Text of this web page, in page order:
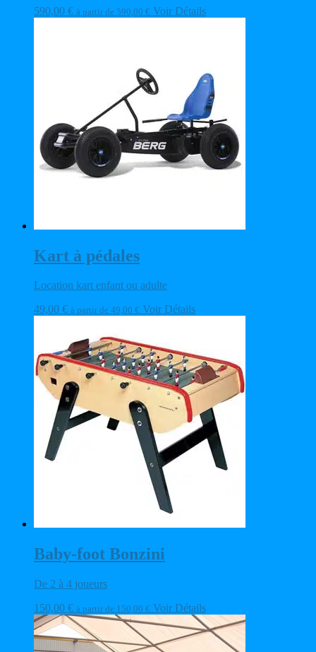
590,00 € à partir de 590,00 € Voir Détails
Kart à pédales
Location kart enfant ou adulte
49,00 € à partir de 49,00 € Voir Détails
Baby-foot Bonzini
De 2 à 4 joueurs
150,00 € à partir de 150,00 € Voir Détails